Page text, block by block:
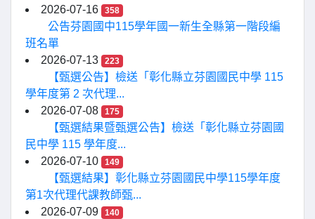
2026-07-16 358
公告芬園國中115學年國一新生全縣第一階段編
班名單
2026-07-13
223
【甄選公告】檢送「彰化縣立芬園國民中學 115
學年度第 2 次代理...
2026-07-08
175
【甄選結果暨甄選公告】檢送「彰化縣立芬園國
民中學 115 學年度...
2026-07-10
149
【甄選結果】彰化縣立芬園國民中學115學年度
第1次代理代課教師甄...
2026-07-09
140